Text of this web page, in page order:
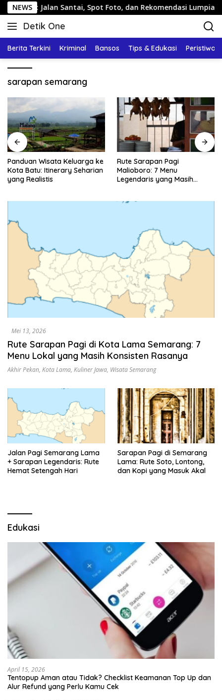
Langsung
ke
konten
NEWS
Jalan Santai, Spot Foto, dan Rekomendasi Lumpia
Detik One
Tajam
Fakta
Berita Terkini Kriminal Bansos Tips & Edukasi Peristiwa
sarapan semarang
Panduan Wisata Keluarga ke
Kota Batu: Itinerary Seharian
yang Realistis
Rute Sarapan Pagi
Malioboro: 7 Menu
Legendaris yang Masih
Mei 13, 2026
Rute Sarapan Pagi di Kota Lama Semarang: 7
Menu Lokal yang Masih Konsisten Rasanya
Akhir Pekan, Kota Lama, Kuliner Jawa, Wisata Semarang
Jalan Pagi Semarang Lama
+ Sarapan Legendaris: Rute
Hemat Setengah Hari
Sarapan Pagi di Semarang
Lama: Rute Soto, Lontong,
dan Kopi yang Masuk Akal
Edukasi
April 15, 2026
Tentopup Aman atau Tidak? Checklist Keamanan Top Up dan
Alur Refund yang Perlu Kamu Cek